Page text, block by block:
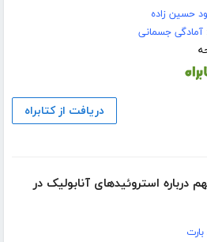
حسین زاده
آمادگی جسمانی
دریافت از کتابراه
حقیقت مهم درباره استروئیدهای آنابولیک در
بارت